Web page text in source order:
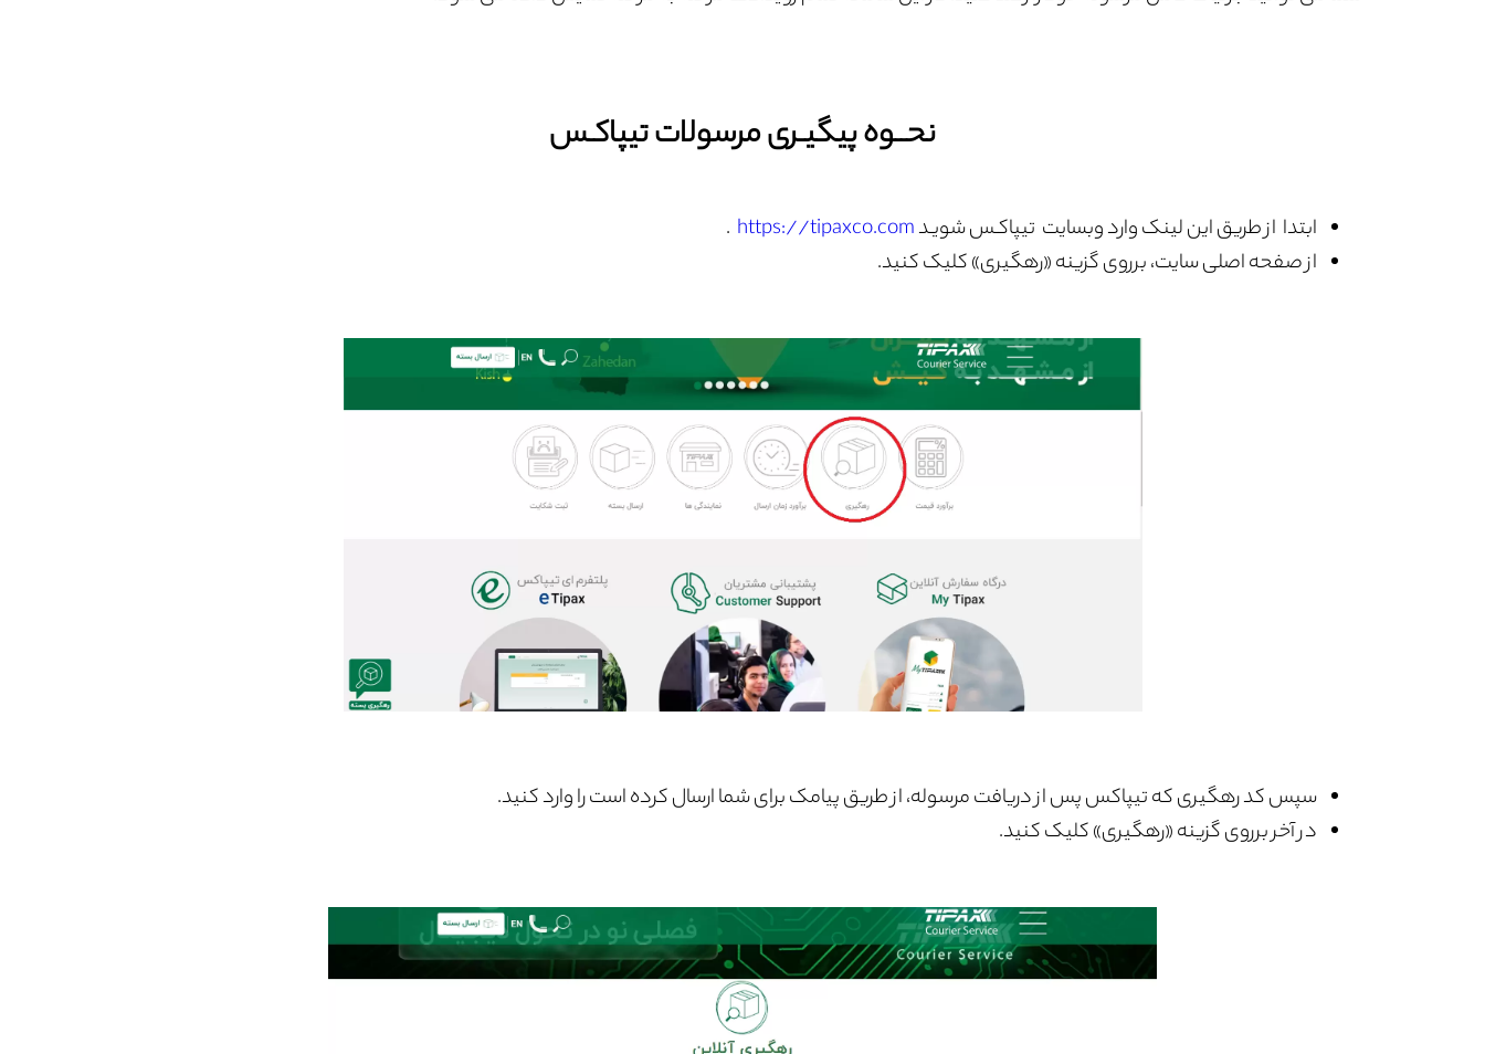
نحــوه پیگیـری مرسولات تیپاکـس
ابتدا از طریق این لینک وارد وبسایت تیپاکـس شویـدhttps://tipaxco.com
.
از صفحه اصلی سایت، برروی گزینه «رهگیری» کلیک کنید.
سپس کد رهگیری که تیپاکس پس از دریافت مرسوله، از طریق پیامک برای شما ارسال کرده است را وارد کنید.
در آخر برروی گزینه «رهگیری» کلیک کنید.